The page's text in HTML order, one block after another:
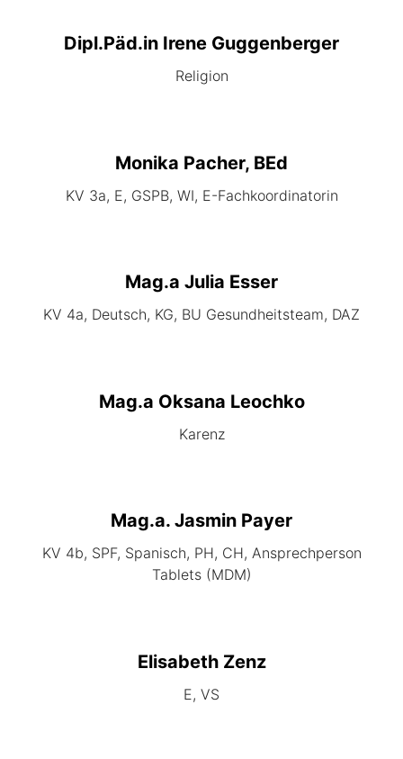
Dipl.Päd.in Irene Guggenberger
Religion
Monika Pacher, BEd
KV 3a, E, GSPB, WI, E-Fachkoordinatorin
Mag.a Julia Esser
KV 4a, Deutsch, KG, BU Gesundheitsteam, DAZ
Mag.a Oksana Leochko
Karenz
Mag.a. Jasmin Payer
KV 4b, SPF, Spanisch, PH, CH, Ansprechperson
Tablets (MDM)
Elisabeth Zenz
E, VS